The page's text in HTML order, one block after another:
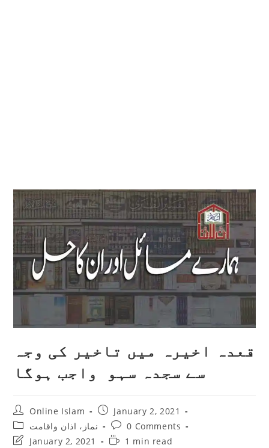
قعدہ اخيرہ میں تاخیر کی وجہ
سے سجدہ سہو واجب ہوگا
Post
author:
Online Islam
Post
published:
January 2, 2021
Post
category:
نماز، اذان واقامت
Post
comments:
0 Comments
PostJanuary 2, 2021
Reading1 min read